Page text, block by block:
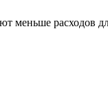
меньше расходов